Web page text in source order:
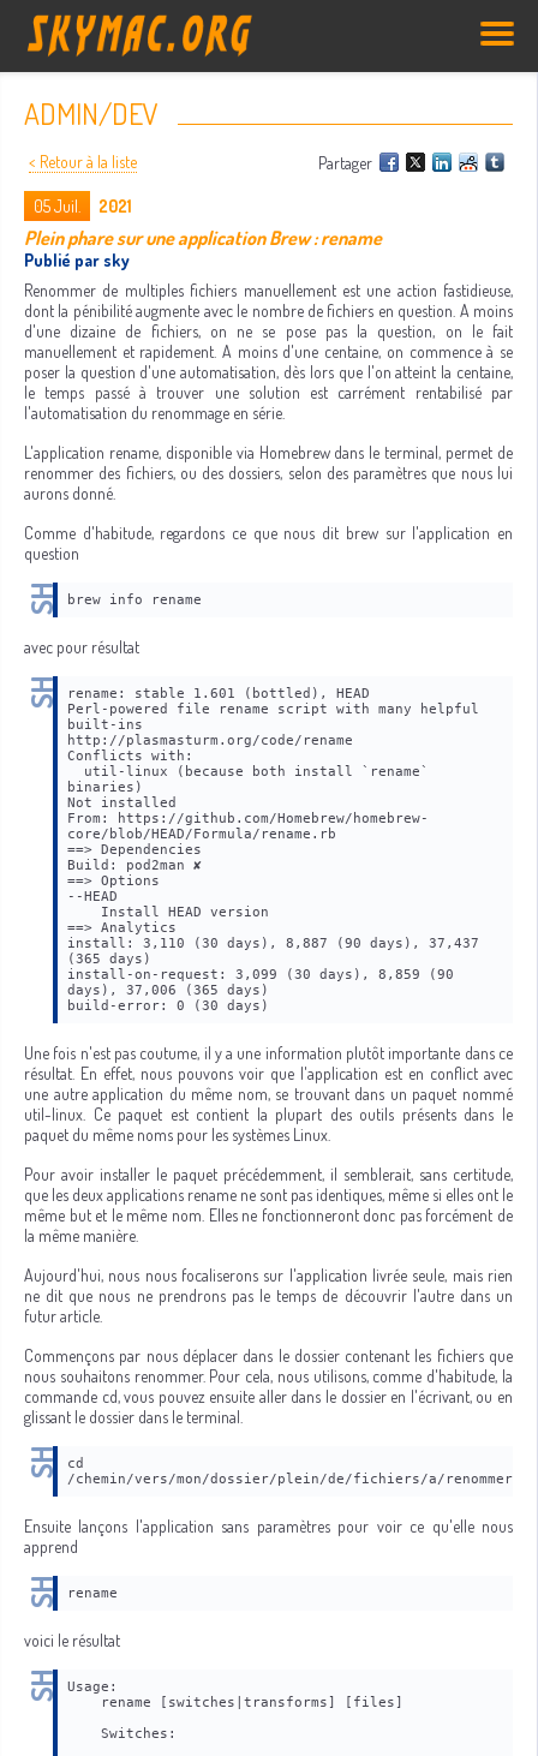
ADMIN/DEV
Partager
< Retour à la liste
05Juil. 2021
Plein phare sur une application Brew : rename
Publié par sky
Renommer de multiples fichiers manuellement est une action fastidieuse,
dont la pénibilité augmente avec le nombre de fichiers en question. A moins
d'une dizaine de fichiers, on ne se pose pas la question, on le fait
manuellement et rapidement. A moins d'une centaine, on commence à se
poser la question d'une automatisation, dès lors que l'on atteint la centaine,
le temps passé à trouver une solution est carrément rentabilisé par
l'automatisation du renommage en série.
L'application rename, disponible via Homebrew dans le terminal, permet de
renommer des fichiers, ou des dossiers, selon des paramètres que nous lui
aurons donné.
Comme d'habitude, regardons ce que nous dit brew sur l'application en
question
brew info rename
avec pour résultat
rename: stable 1.601 (bottled), HEAD
Perl-powered file rename script with many helpful
built-ins
http://plasmasturm.org/code/rename
Conflicts with:
util-linux (because both install `rename`
binaries)
Not installed
From: https://github.com/Homebrew/homebrew-
core/blob/HEAD/Formula/rename.rb
==> Dependencies
Build: pod2man ✘
==> Options
--HEAD
Install HEAD version
==> Analytics
install: 3,110 (30 days), 8,887 (90 days), 37,437
(365 days)
install-on-request: 3,099 (30 days), 8,859 (90
days), 37,006 (365 days)
build-error: 0 (30 days)
Une fois n'est pas coutume, il y a une information plutôt importante dans ce
résultat. En effet, nous pouvons voir que l'application est en conflict avec
une autre application du même nom, se trouvant dans un paquet nommé
util-linux. Ce paquet est contient la plupart des outils présents dans le
paquet du même noms pour les systèmes Linux.
Pour avoir installer le paquet précédemment, il semblerait, sans certitude,
que les deux applications rename ne sont pas identiques, même si elles ont le
même but et le même nom. Elles ne fonctionneront donc pas forcément de
la même manière.
Aujourd'hui, nous nous focaliserons sur l'application livrée seule, mais rien
ne dit que nous ne prendrons pas le temps de découvrir l'autre dans un
futur article.
Commençons par nous déplacer dans le dossier contenant les fichiers que
nous souhaitons renommer. Pour cela, nous utilisons, comme d'habitude, la
commande cd, vous pouvez ensuite aller dans le dossier en l'écrivant, ou en
glissant le dossier dans le terminal.
cd
/chemin/vers/mon/dossier/plein/de/fichiers/a/renommer
Ensuite lançons l'application sans paramètres pour voir ce qu'elle nous
apprend
rename
voici le résultat
Usage:
rename [switches|transforms] [files]
Switches: